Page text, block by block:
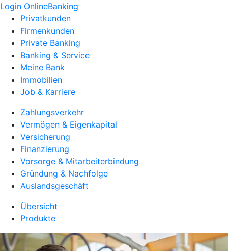
Login OnlineBanking
Privatkunden
Firmenkunden
Private Banking
Banking & Service
Meine Bank
Immobilien
Job & Karriere
Zahlungsverkehr
Vermögen & Eigenkapital
Versicherung
Finanzierung
Vorsorge & Mitarbeiterbindung
Gründung & Nachfolge
Auslandsgeschäft
Übersicht
Produkte